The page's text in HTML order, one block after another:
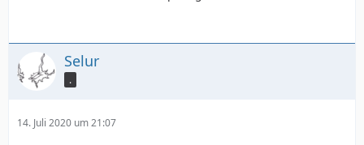
Selur
.
14. Juli 2020 um 21:07